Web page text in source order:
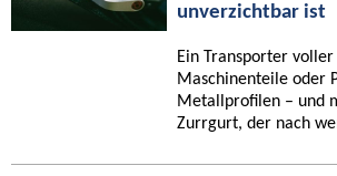
unverzichtbar ist
Ein Transporter
Maschinenteile oder
Metallprofilen – und
Zurrgurt, der nach